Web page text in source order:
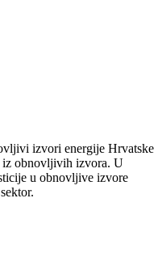
izvori energije Hrvatske
iz obnovljivih izvora. U
u obnovljive izvore